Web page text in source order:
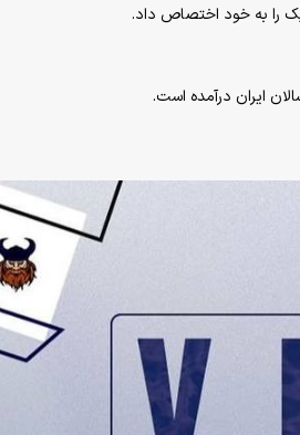
را به خود اختصاص داد.
ایران درآمده است.